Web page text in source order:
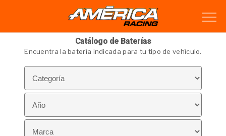
Catálogo de Baterías
Encuentra la batería indicada para tu tipo de vehículo.